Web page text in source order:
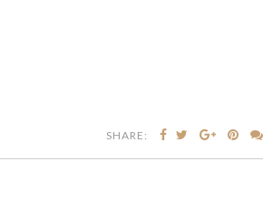
SHARE: